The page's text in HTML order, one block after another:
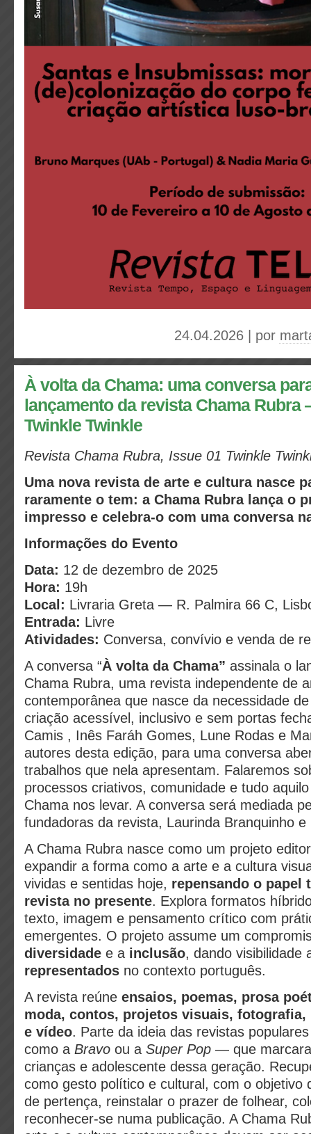
24.04.2026 | por
À volta da Chama: uma conversa
lançamento da revista Chama Rubra
Twinkle Twinkle
Revista Chama Rubra, Issue 01 Twinkle
Uma nova revista de arte e cultura nasce
raramente o tem: a Chama Rubra lança o
impresso e celebra-o com uma conversa
Informações do Evento
Data: 12 de dezembro de 2025
Hora: 19h
Local: Livraria Greta — R. Palmira 66 C,
Entrada: Livre
Atividades: Conversa, convívio e venda de
A conversa “À volta da Chama” assinala o
Chama Rubra, uma revista independente de
contemporânea que nasce da necessidade
criação acessível, inclusivo e sem portas
Camis , Inês Faráh Gomes, Lune Rodas e
autores desta edição, para uma conversa
trabalhos que nela apresentam. Falaremos
processos criativos, comunidade e tudo
Chama nos levar. A conversa será mediada
fundadoras da revista, Laurinda Branquinho
A Chama Rubra nasce como um projeto
expandir a forma como a arte e a cultura
vividas e sentidas hoje, repensando o papel
revista no presente. Explora formatos
texto, imagem e pensamento crítico com
emergentes. O projeto assume um
diversidade e a inclusão, dando visibilidade
representados no contexto português.
A revista reúne ensaios, poemas, prosa
moda, contos, projetos visuais,
e vídeo. Parte da ideia das revistas
como a Bravo ou a Super Pop — que
crianças e adolescente dessa geração.
como gesto político e cultural, com o objetivo
de pertença, reinstalar o prazer de folhear,
reconhecer-se numa publicação. A Chama